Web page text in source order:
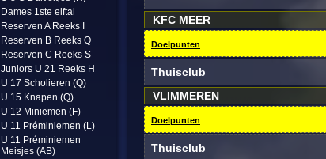
Dames 1ste elftal
Reserven A Reeks I
Reserven B Reeks Q
Reserven C Reeks S
Juniors U 21 Reeks H
U 17 Scholieren (Q)
U 15 Knapen (Q)
U 12 Miniemen (F)
U 11 Préminiemen (L)
U 11 Préminiemen
Meisjes (AB)
KFC MEER
Doelpunten
Thuisclub
VLIMMEREN
Doelpunten
Thuisclub